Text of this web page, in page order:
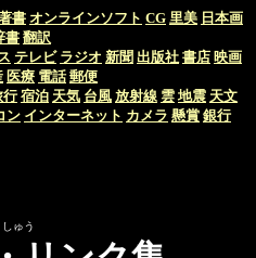
書 オンラインソフト CG 里美 日本画
書 翻訳
テレビ ラジオ 新聞 出版社 書店 映画
医療 電話 郵便
行 宿泊 天気 台風 放射線 雲 地震 天文
ン インターネット カメラ 懸賞 銀行
ゅう